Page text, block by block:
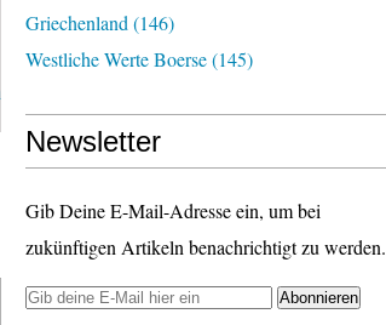
Griechenland (146)
Westliche Werte Boerse(145)
Newsletter
Gib Deine E-Mail-Adresse ein, um bei
zukünftigen Artikeln benachrichtigt zu werden.